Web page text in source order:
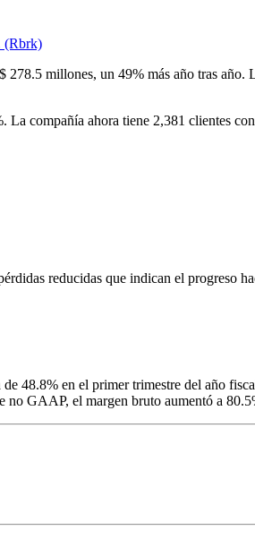
(Rbrk)
millones, un 49% más año tras
compañía ahora tiene 2,381 clientes
reducidas que indican el progreso
48.8% en el primer trimestre del año
no GAAP, el margen bruto aumentó a